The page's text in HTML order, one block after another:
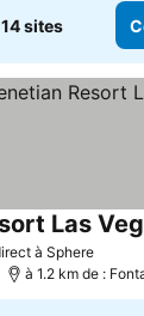
14 sites
à Sphere
Las
à 1.2 km de :